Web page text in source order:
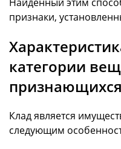
признаки,
категории
Клад является
следующим